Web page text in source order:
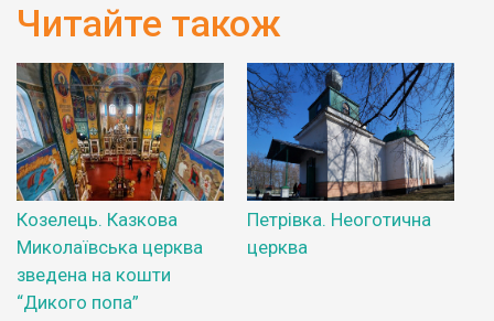
Читайте також
Козелець. Казкова
Миколаївська церква
зведена на кошти
“Дикого попа”
Петрівка. Неоготична
церква